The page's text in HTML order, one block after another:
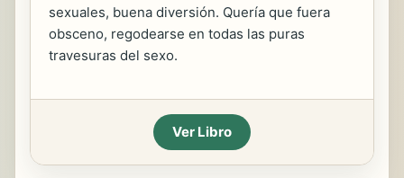
sexuales, buena diversión. Quería que fuera
obsceno, regodearse en todas las puras
travesuras del sexo.
Ver Libro